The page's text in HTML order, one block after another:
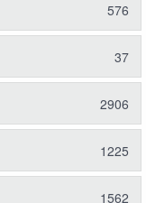
576
37
2906
1225
1562